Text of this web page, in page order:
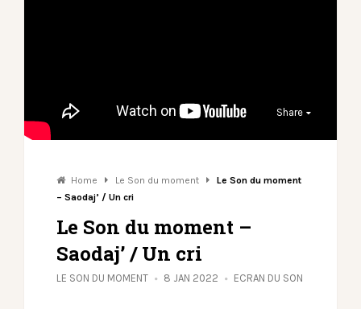
Share
Home Le Son du moment
Le Son du moment
– Saodaj’ / Un cri
Le Son du moment –
Saodaj’ / Un cri
LE SON DU MOMENT 8 JAN 2022 ECRAN DU SON